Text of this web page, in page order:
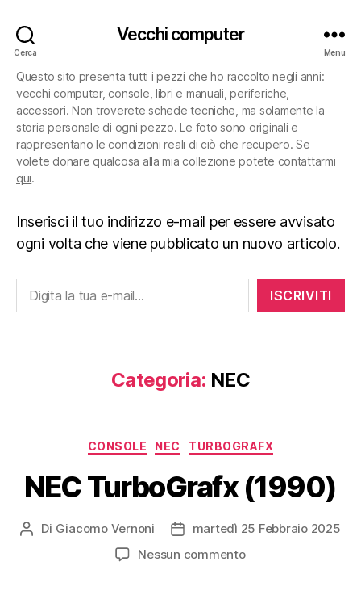
Cerca
Vecchi computer
Menu
Questo sito presenta tutti i pezzi che ho raccolto negli anni:
vecchi computer, console, libri e manuali, periferiche,
accessori. Non troverete schede tecniche, ma solamente la
storia personale di ogni pezzo. Le foto sono originali e
rappresentano le condizioni reali di ciò che recupero. Se
volete donare qualcosa alla mia collezione potete contattarmi
qui.
Inserisci il tuo indirizzo e-mail per essere avvisato
ogni volta che viene pubblicato un nuovo articolo.
Digita la tua e-mail...
ISCRIVITI
Categoria: NEC
Categorie
CONSOLE NEC TURBOGRAFX
NEC TurboGrafx (1990)
Autore
Di Giacomo Vernoni
Datamartedì 25 Febbraio 2025
Nessun commentosu